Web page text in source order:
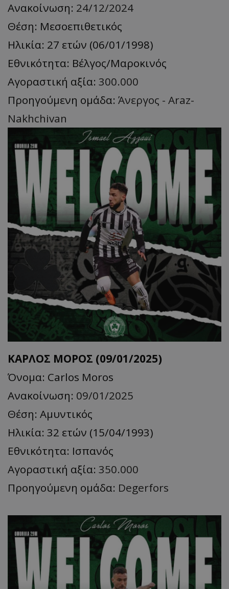
Ανακοίνωση: 24/12/2024
Θέση: Μεσοεπιθετικός
Ηλικία: 27 ετών (06/01/1998)
Εθνικότητα: Βέλγος/Μαροκινός
Αγοραστική αξία: 300.000
Προηγούμενη ομάδα: Άνεργος - Araz-
Nakhchivan
ΚΑΡΛΟΣ ΜΟΡΟΣ (09/01/2025)
Όνομα: Carlos Moros
Ανακοίνωση: 09/01/2025
Θέση: Αμυντικός
Ηλικία: 32 ετών (15/04/1993)
Εθνικότητα: Ισπανός
Αγοραστική αξία: 350.000
Προηγούμενη ομάδα: Degerfors